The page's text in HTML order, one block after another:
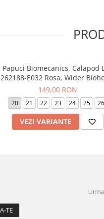
Papuci Biomecanics, Calapod
262188-E032 Rosa, Wider
149,00 RON
20 21 22 23 24 25 26
VEZI VARIANTE